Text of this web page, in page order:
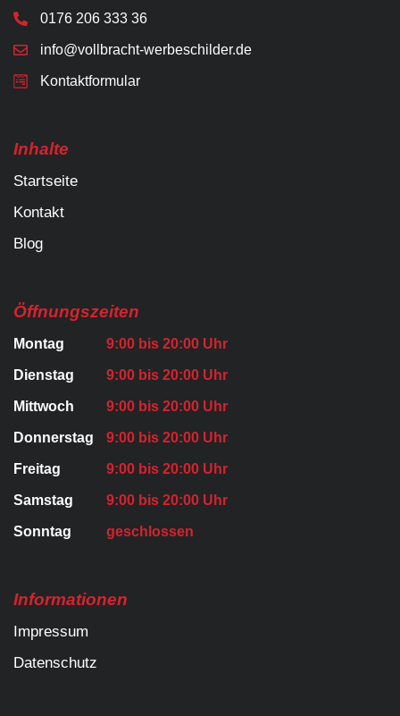
0176 206 333 36
info@vollbracht-werbeschilder.de
Kontaktformular
Inhalte
Startseite
Kontakt
Blog
Öffnungszeiten
Montag 9:00 bis 20:00 Uhr
Dienstag 9:00 bis 20:00 Uhr
Mittwoch 9:00 bis 20:00 Uhr
Donnerstag 9:00 bis 20:00 Uhr
Freitag 9:00 bis 20:00 Uhr
Samstag 9:00 bis 20:00 Uhr
Sonntag geschlossen
Informationen
Impressum
Datenschutz